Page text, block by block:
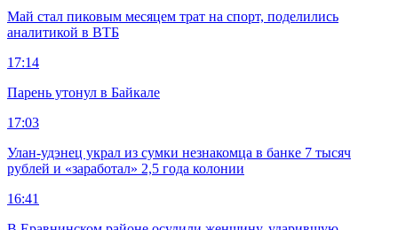
Май стал пиковым месяцем трат на спорт, поделились
аналитикой в ВТБ
17:14
Парень утонул в Байкале
17:03
Улан-удэнец украл из сумки незнакомца в банке 7 тысяч
рублей и «заработал» 2,5 года колонии
16:41